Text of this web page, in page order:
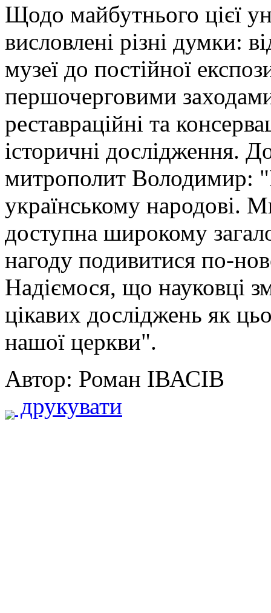
Щодо майбутнього цієї
висловлені різні думки:
музеї до постійної
першочерговими
реставраційні та
історичні дослідження.
митрополит Володимир:
українському народові.
доступна широкому
нагоду подивитися по-
Надіємося, що науковці
цікавих досліджень як
нашої церкви".
Автор: Роман ІВАСІВ
друкувати